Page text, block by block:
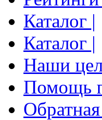
Каталог |
Каталог |
Наши
Помощь
Обратная